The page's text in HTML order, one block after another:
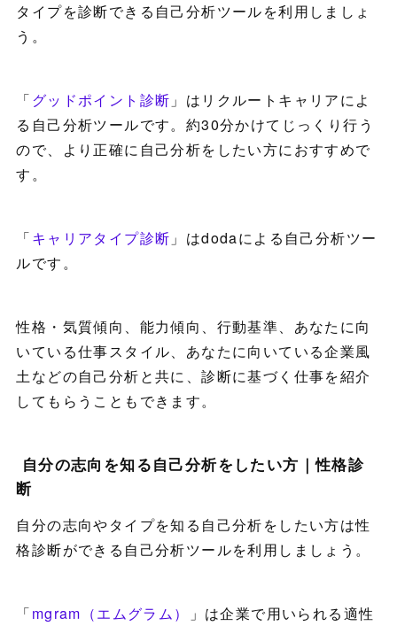
タイプを診断できる自己分析ツールを利用しましょ
う。
「グッドポイント診断 」はリクルートキャリアによ
る自己分析ツールです。約30分かけてじっくり行う
ので、より正確に自己分析をしたい方におすすめで
す。
「キャリアタイプ診断 」はdodaによる自己分析ツー
ルです。
性格・気質傾向、能力傾向、行動基準、あなたに向
いている仕事スタイル、あなたに向いている企業風
土などの自己分析と共に、診断に基づく仕事を紹介
してもらうこともできます。
自分の志向を知る自己分析をしたい方｜性格診
断
自分の志向やタイプを知る自己分析をしたい方は性
格診断ができる自己分析ツールを利用しましょう。
「mgram（エムグラム）
」は企業で用いられる適性